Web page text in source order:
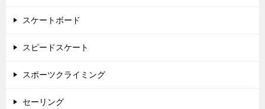
スケートボード
スピードスケート
スポーツクライミング
セーリング